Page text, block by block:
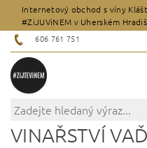
Internetový obchod s víny
#ZiJUViNEM v Uherském
606 761 751
VINAŘSTVÍ